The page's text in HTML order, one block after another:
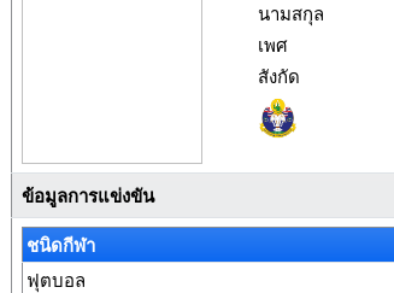
นามสกุล
เพศ
สังกัด
ข้อมูลการแข่งขัน
ชนิดกีฬา
ฟุตบอล